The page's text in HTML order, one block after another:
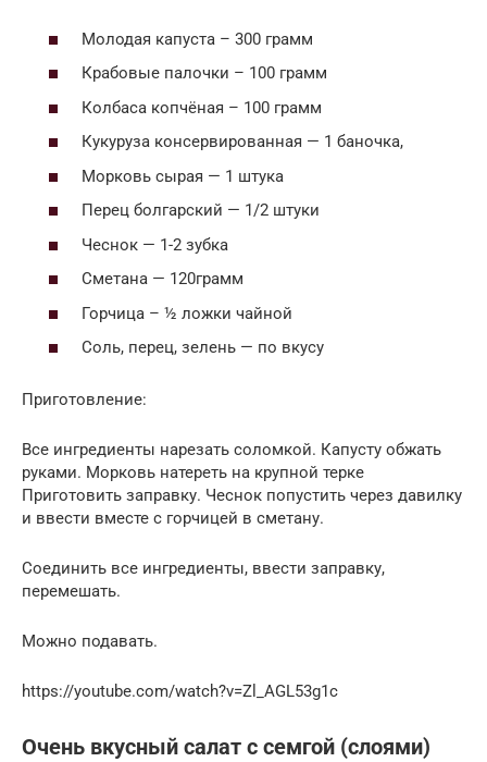
Молодая капуста – 300 грамм
Крабовые палочки – 100 грамм
Колбаса копчёная – 100 грамм
Кукуруза консервированная — 1 баночка,
Морковь сырая — 1 штука
Перец болгарский — 1/2 штуки
Чеснок — 1-2 зубка
Сметана — 120грамм
Горчица – ½ ложки чайной
Соль, перец, зелень — по вкусу
Приготовление:
Все ингредиенты нарезать соломкой. Капусту обжать
руками. Морковь натереть на крупной терке
Приготовить заправку. Чеснок попустить через давилку
и ввести вместе с горчицей в сметану.
Соединить все ингредиенты, ввести заправку,
перемешать.
Можно подавать.
https://youtube.com/watch?v=Zl_AGL53g1c
Очень вкусный салат с семгой (слоями)